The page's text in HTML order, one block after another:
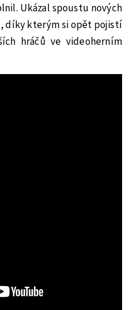
Ukázal spoustu nových
díky kterým si opět pojistí
hráčů ve videoherním